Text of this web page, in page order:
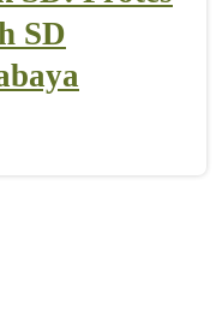
SD